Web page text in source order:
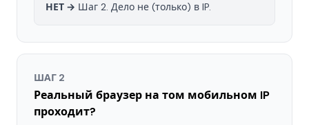
НЕТ → Шаг 2. Дело не (только) в IP.
ШАГ 2
Реальный браузер на том мобильном IP
проходит?